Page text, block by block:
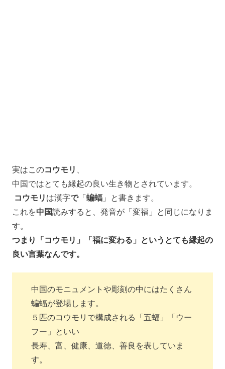
実はこのコウモリ
中国ではとても縁起の良い生き物とされています。
コウモリ は漢字で「 蝙蝠 」と書きます。
これを中国読みすると、発音が「変福」と同じになりま
す。
つまり「コウモリ」「福に変わる」というとても縁起の
良い言葉なんです。
中国のモニュメントや彫刻の中にはたくさん
蝙蝠が登場します。
５匹のコウモリで構成される「五蝠」「ウー
フー」といい
長寿、富、健康、道徳、善良を表していま
す。